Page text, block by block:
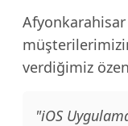
Afyonkarahisar
verdiğimiz
"iOS